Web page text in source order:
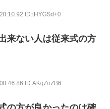
ID:tHYGSd+0
来ない人は従来式の方
ID:AKqZoZB6